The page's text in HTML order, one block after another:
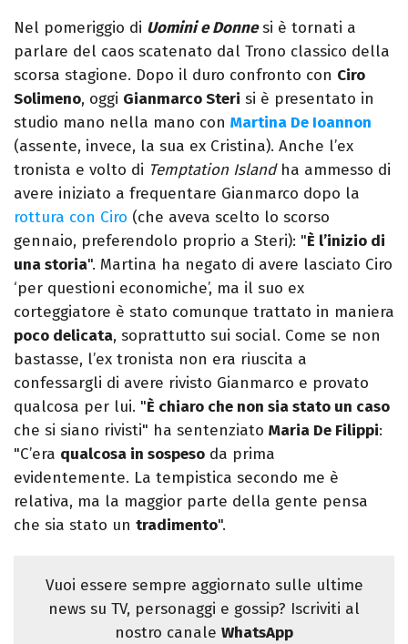
Nel pomeriggio di Uomini e Donnesi è tornati a
parlare del caos scatenato dal Trono classico della
scorsa stagione. Dopo il duro confronto con Ciro
Solimeno, oggi Gianmarco Steri si è presentato in
studio mano nella mano con Martina De Ioannon
(assente, invece, la sua ex Cristina). Anche l’ex
tronista e volto di Temptation Islandha ammesso di
avere iniziato a frequentare Gianmarco dopo la
rottura con Ciro (che aveva scelto lo scorso
gennaio, preferendolo proprio a Steri): "È l’inizio di
una storia". Martina ha negato di avere lasciato Ciro
‘per questioni economiche’, ma il suo ex
corteggiatore è stato comunque trattato in maniera
poco delicata, soprattutto sui social. Come se non
bastasse, l’ex tronista non era riuscita a
confessargli di avere rivisto Gianmarco e provato
qualcosa per lui. "È chiaro che non sia stato un caso
che si siano rivisti" ha sentenziato Maria De Filippi:
"C’era qualcosa in sospeso da prima
evidentemente. La tempistica secondo me è
relativa, ma la maggior parte della gente pensa
che sia stato un tradimento".
Vuoi essere sempre aggiornato sulle ultime
news su TV, personaggi e gossip? Iscriviti al
nostro canale WhatsApp